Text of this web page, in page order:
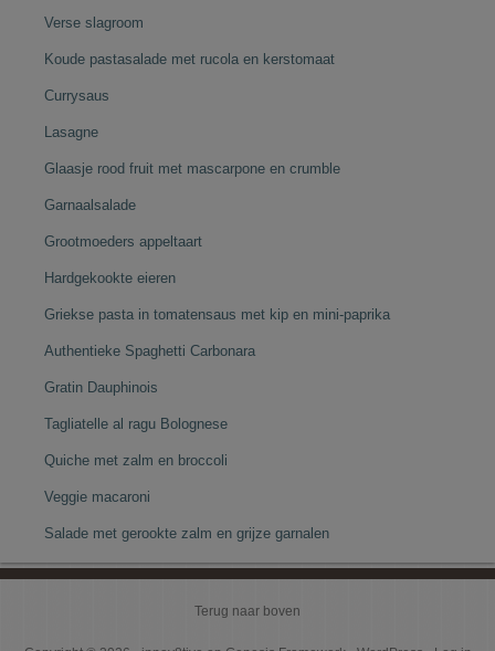
Verse slagroom
Koude pastasalade met rucola en kerstomaat
Currysaus
Lasagne
Glaasje rood fruit met mascarpone en crumble
Garnaalsalade
Grootmoeders appeltaart
Hardgekookte eieren
Griekse pasta in tomatensaus met kip en mini-paprika
Authentieke Spaghetti Carbonara
Gratin Dauphinois
Tagliatelle al ragu Bolognese
Quiche met zalm en broccoli
Veggie macaroni
Salade met gerookte zalm en grijze garnalen
Terug naar boven